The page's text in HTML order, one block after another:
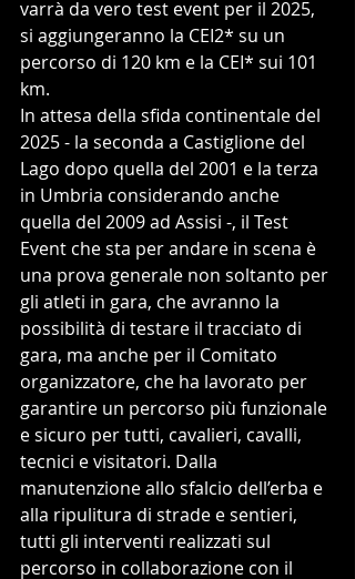
varrà da vero test event per il 2025,
si aggiungeranno la CEI2* su un
percorso di 120 km e la CEI* sui 101
km.
In attesa della sfida continentale del
2025 - la seconda a Castiglione del
Lago dopo quella del 2001 e la terza
in Umbria considerando anche
quella del 2009 ad Assisi -, il Test
Event che sta per andare in scena è
una prova generale non soltanto per
gli atleti in gara, che avranno la
possibilità di testare il tracciato di
gara, ma anche per il Comitato
organizzatore, che ha lavorato per
garantire un percorso più funzionale
e sicuro per tutti, cavalieri, cavalli,
tecnici e visitatori. Dalla
manutenzione allo sfalcio dell’erba e
alla ripulitura di strade e sentieri,
tutti gli interventi realizzati sul
percorso in collaborazione con il